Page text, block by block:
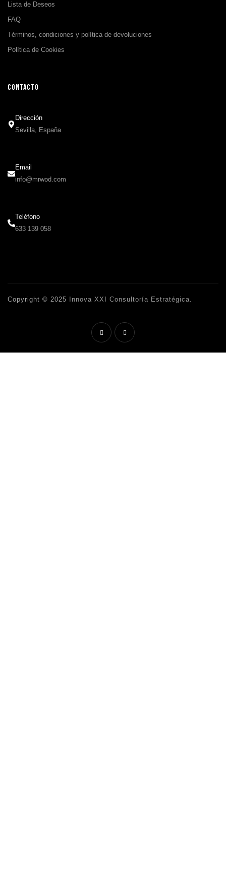
Lista de Deseos
FAQ
Términos, condiciones y política de devoluciones
Política de Cookies
CONTACTO
Dirección
Sevilla, España
Email
info@mrwod.com
Teléfono
633 139 058
Copyright © 2025 Innova XXI Consultoría Estratégica.